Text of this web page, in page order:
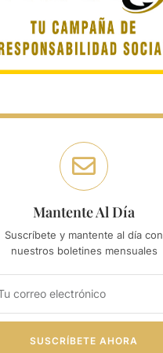
Mantente Al Día
Suscríbete y mantente al día con
nuestros boletines mensuales
SUSCRÍBETE AHORA